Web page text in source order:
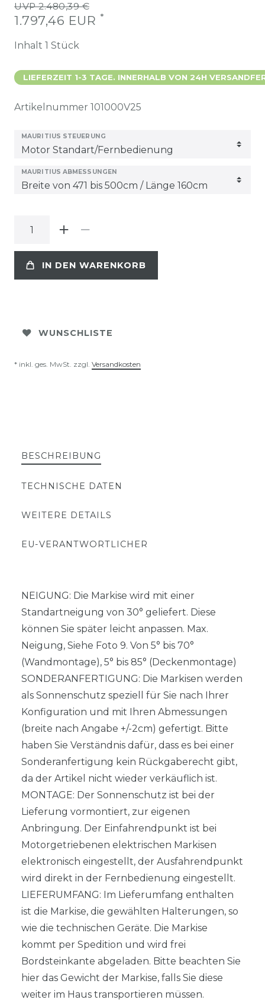
UVP 2.480,39 €
1.797,46 EUR *
Inhalt 1 Stück
LIEFERZEIT 1-3 TAGE. INNERHALB VON 24H
Artikelnummer 101000V25
MAURITIUS STEUERUNG
MAURITIUS ABMESSUNGEN
IN DEN WARENKORB
WUNSCHLISTE
* inkl. ges. MwSt. zzgl. Versandkosten
BESCHREIBUNG
TECHNISCHE DATEN
WEITERE DETAILS
EU-VERANTWORTLICHER
NEIGUNG: Die Markise wird mit einer
Standartneigung von 30° geliefert. Diese
können Sie später leicht anpassen. Max.
Neigung, Siehe Foto 9. Von 5° bis 70°
(Wandmontage), 5° bis 85° (Deckenmontage)
SONDERANFERTIGUNG: Die Markisen werden
als Sonnenschutz speziell für Sie nach Ihrer
Konfiguration und mit Ihren Abmessungen
(breite nach Angabe +/-2cm) gefertigt. Bitte
haben Sie Verständnis dafür, dass es bei einer
Sonderanfertigung kein Rückgaberecht gibt,
da der Artikel nicht wieder verkäuflich ist.
MONTAGE: Der Sonnenschutz ist bei der
Lieferung vormontiert, zur eigenen
Anbringung. Der Einfahrendpunkt ist bei
Motorgetriebenen elektrischen Markisen
elektronisch eingestellt, der Ausfahrendpunkt
wird direkt in der Fernbedienung eingestellt.
LIEFERUMFANG: Im Lieferumfang enthalten
ist die Markise, die gewählten Halterungen, so
wie die technischen Geräte. Die Markise
kommt per Spedition und wird frei
Bordsteinkante abgeladen. Bitte beachten Sie
hier das Gewicht der Markise, falls Sie diese
weiter im Haus transportieren müssen.